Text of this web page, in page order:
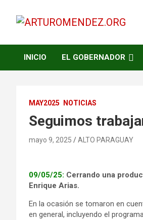
contenido
INICIO EL GOBERNADOR
MAY2025 NOTICIAS
Seguimos
mayo 9, 2025 ALTO PARAGUAY
09/05/25: Cerrando una
Enrique Arias.
En la ocasión se tomaron en
en general, incluyendo el